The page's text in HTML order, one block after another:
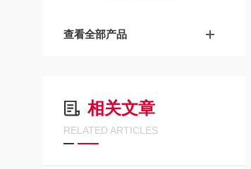
查看全部产品
相关文章
RELATED ARTICLES